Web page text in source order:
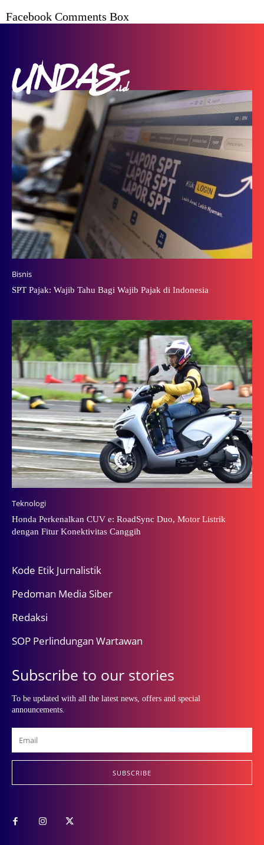
Facebook Comments Box
Bisnis
SPT Pajak: Wajib Tahu Bagi Wajib Pajak di Indonesia
Teknologi
Honda Perkenalkan CUV e: RoadSync Duo, Motor Listrik
dengan Fitur Konektivitas Canggih
Kode Etik Jurnalistik
Pedoman Media Siber
Redaksi
SOP Perlindungan Wartawan
Subscribe to our stories
To be updated with all the latest news, offers and special
announcements.
SUBSCRIBE